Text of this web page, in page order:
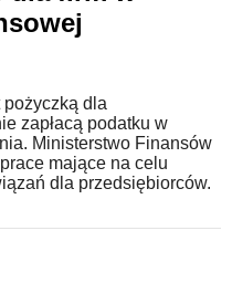
pożyczką dla
zapłacą podatku w
Ministerstwo Finansów
mające na celu
dla przedsiębiorców.